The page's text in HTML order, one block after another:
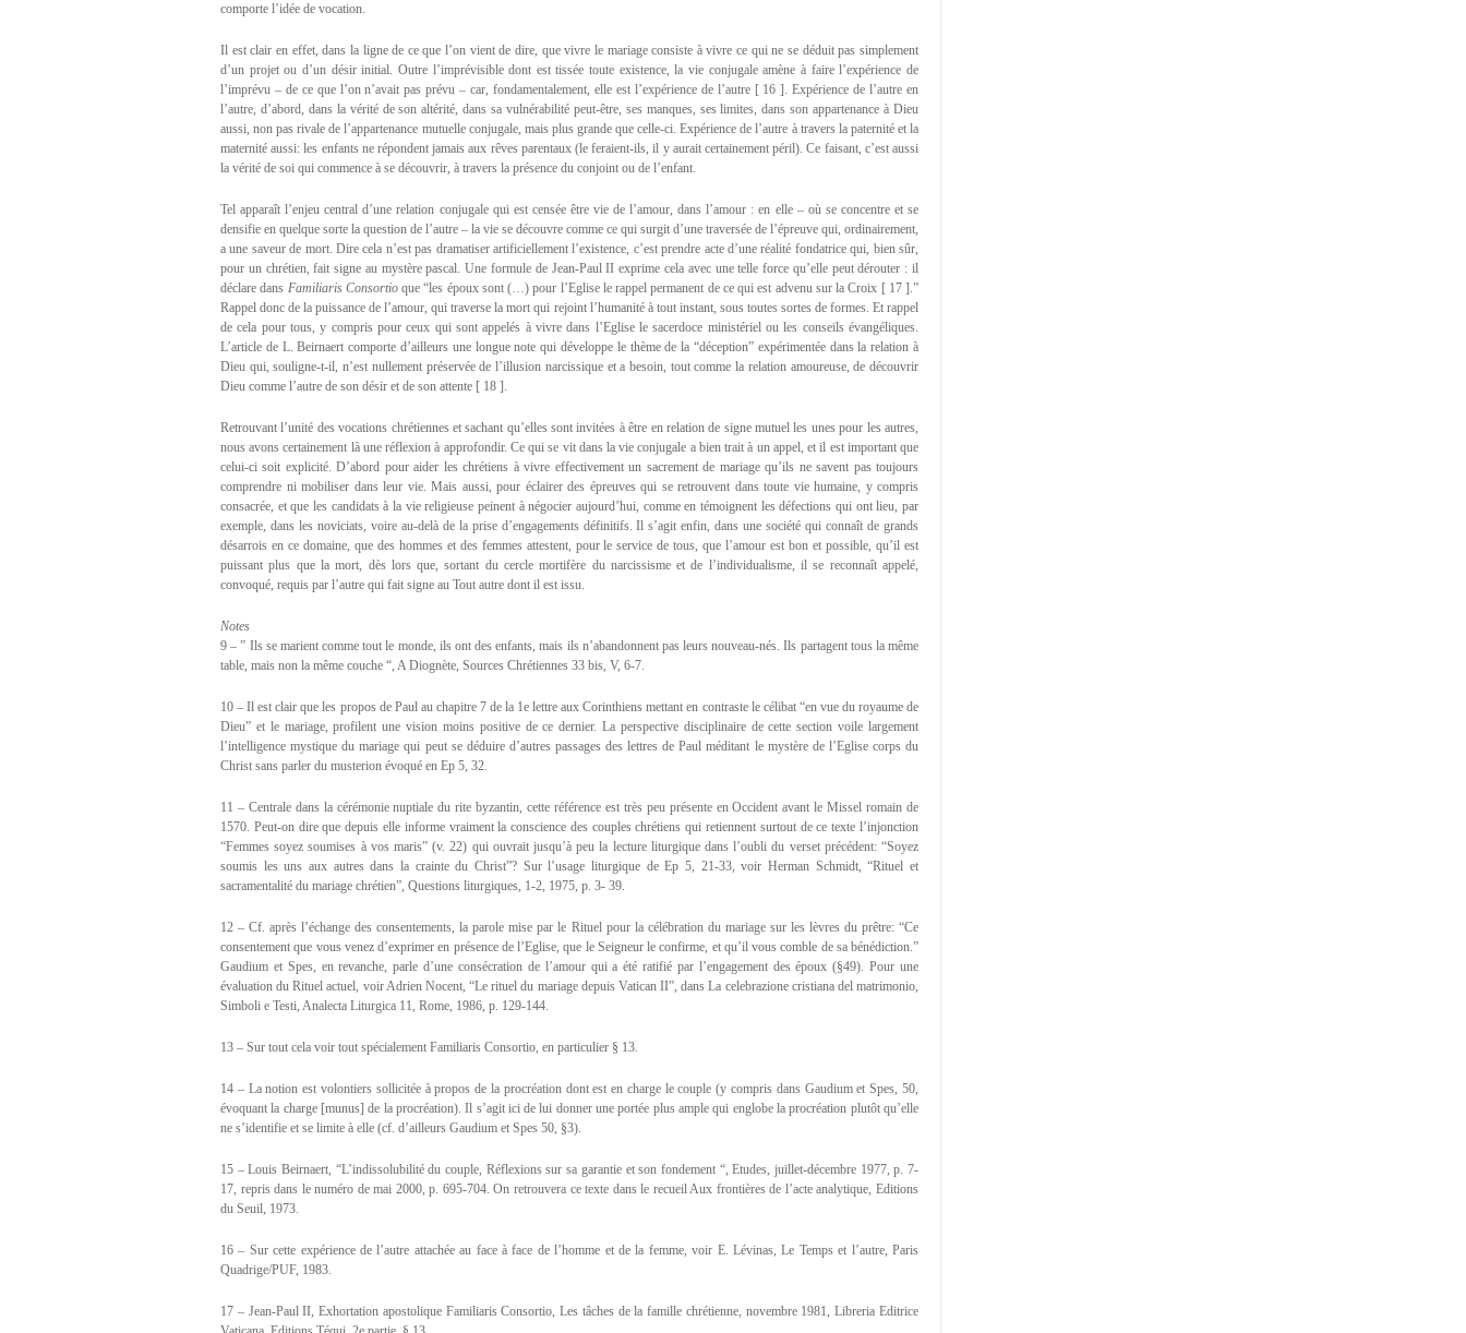
comporte l’idée de vocation.
Il est clair en effet, dans la ligne de ce que l’on vient de dire, que vivre le mariage consiste à vivre ce qui ne se déduit pas simplement
d’un projet ou d’un désir initial. Outre l’imprévisible dont est tissée toute existence, la vie conjugale amène à faire l’expérience de
l’imprévu – de ce que l’on n’avait pas prévu – car, fondamentalement, elle est l’expérience de l’autre [ 16 ]. Expérience de l’autre en
l’autre, d’abord, dans la vérité de son altérité, dans sa vulnérabilité peut-être, ses manques, ses limites, dans son appartenance à Dieu
aussi, non pas rivale de l’appartenance mutuelle conjugale, mais plus grande que celle-ci. Expérience de l’autre à travers la paternité et la
maternité aussi: les enfants ne répondent jamais aux rêves parentaux (le feraient-ils, il y aurait certainement péril). Ce faisant, c’est aussi
la vérité de soi qui commence à se découvrir, à travers la présence du conjoint ou de l’enfant.
Tel apparaît l’enjeu central d’une relation conjugale qui est censée être vie de l’amour, dans l’amour : en elle – où se concentre et se
densifie en quelque sorte la question de l’autre – la vie se découvre comme ce qui surgit d’une traversée de l’épreuve qui, ordinairement,
a une saveur de mort. Dire cela n’est pas dramatiser artificiellement l’existence, c’est prendre acte d’une réalité fondatrice qui, bien sûr,
pour un chrétien, fait signe au mystère pascal. Une formule de Jean-Paul II exprime cela avec une telle force qu’elle peut dérouter : il
déclare dans Familiaris Consortioque “les époux sont (…) pour l’Eglise le rappel permanent de ce qui est advenu sur la Croix [ 17 ].”
Rappel donc de la puissance de l’amour, qui traverse la mort qui rejoint l’humanité à tout instant, sous toutes sortes de formes. Et rappel
de cela pour tous, y compris pour ceux qui sont appelés à vivre dans l’Eglise le sacerdoce ministériel ou les conseils évangéliques.
L’article de L. Beirnaert comporte d’ailleurs une longue note qui développe le thème de la “déception” expérimentée dans la relation à
Dieu qui, souligne-t-il, n’est nullement préservée de l’illusion narcissique et a besoin, tout comme la relation amoureuse, de découvrir
Dieu comme l’autre de son désir et de son attente [ 18 ].
Retrouvant l’unité des vocations chrétiennes et sachant qu’elles sont invitées à être en relation de signe mutuel les unes pour les autres,
nous avons certainement là une réflexion à approfondir. Ce qui se vit dans la vie conjugale a bien trait à un appel, et il est important que
celui-ci soit explicité. D’abord pour aider les chrétiens à vivre effectivement un sacrement de mariage qu’ils ne savent pas toujours
comprendre ni mobiliser dans leur vie. Mais aussi, pour éclairer des épreuves qui se retrouvent dans toute vie humaine, y compris
consacrée, et que les candidats à la vie religieuse peinent à négocier aujourd’hui, comme en témoignent les défections qui ont lieu, par
exemple, dans les noviciats, voire au-delà de la prise d’engagements définitifs. Il s’agit enfin, dans une société qui connaît de grands
désarrois en ce domaine, que des hommes et des femmes attestent, pour le service de tous, que l’amour est bon et possible, qu’il est
puissant plus que la mort, dès lors que, sortant du cercle mortifère du narcissisme et de l’individualisme, il se reconnaît appelé,
convoqué, requis par l’autre qui fait signe au Tout autre dont il est issu.
Notes
9 – ” Ils se marient comme tout le monde, ils ont des enfants, mais ils n’abandonnent pas leurs nouveau-nés. Ils partagent tous la même
table, mais non la même couche “, A Diognète, Sources Chrétiennes 33 bis, V, 6-7.
10 – Il est clair que les propos de Paul au chapitre 7 de la 1e lettre aux Corinthiens mettant en contraste le célibat “en vue du royaume de
Dieu” et le mariage, profilent une vision moins positive de ce dernier. La perspective disciplinaire de cette section voile largement
l’intelligence mystique du mariage qui peut se déduire d’autres passages des lettres de Paul méditant le mystère de l’Eglise corps du
Christ sans parler du musterion évoqué en Ep 5, 32.
11 – Centrale dans la cérémonie nuptiale du rite byzantin, cette référence est très peu présente en Occident avant le Missel romain de
1570. Peut-on dire que depuis elle informe vraiment la conscience des couples chrétiens qui retiennent surtout de ce texte l’injonction
“Femmes soyez soumises à vos maris” (v. 22) qui ouvrait jusqu’à peu la lecture liturgique dans l’oubli du verset précédent: “Soyez
soumis les uns aux autres dans la crainte du Christ”? Sur l’usage liturgique de Ep 5, 21-33, voir Herman Schmidt, “Rituel et
sacramentalité du mariage chrétien”, Questions liturgiques, 1-2, 1975, p. 3- 39.
12 – Cf. après l’échange des consentements, la parole mise par le Rituel pour la célébration du mariage sur les lèvres du prêtre: “Ce
consentement que vous venez d’exprimer en présence de l’Eglise, que le Seigneur le confirme, et qu’il vous comble de sa bénédiction.”
Gaudium et Spes, en revanche, parle d’une consécration de l’amour qui a été ratifié par l’engagement des époux (§49). Pour une
évaluation du Rituel actuel, voir Adrien Nocent, “Le rituel du mariage depuis Vatican II”, dans La celebrazione cristiana del matrimonio,
Simboli e Testi, Analecta Liturgica 11, Rome, 1986, p. 129-144.
13 – Sur tout cela voir tout spécialement Familiaris Consortio, en particulier § 13.
14 – La notion est volontiers sollicitée à propos de la procréation dont est en charge le couple (y compris dans Gaudium et Spes, 50,
évoquant la charge [munus] de la procréation). Il s’agit ici de lui donner une portée plus ample qui englobe la procréation plutôt qu’elle
ne s’identifie et se limite à elle (cf. d’ailleurs Gaudium et Spes 50, §3).
15 – Louis Beirnaert, “L’indissolubilité du couple, Réflexions sur sa garantie et son fondement “, Etudes, juillet-décembre 1977, p. 7-
17, repris dans le numéro de mai 2000, p. 695-704. On retrouvera ce texte dans le recueil Aux frontières de l’acte analytique, Editions
du Seuil, 1973.
16 – Sur cette expérience de l’autre attachée au face à face de l’homme et de la femme, voir E. Lévinas, Le Temps et l’autre, Paris
Quadrige/PUF, 1983.
17 – Jean-Paul II, Exhortation apostolique Familiaris Consortio, Les tâches de la famille chrétienne, novembre 1981, Libreria Editrice